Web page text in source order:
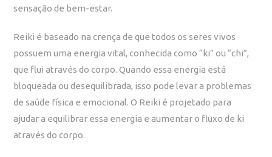
sensação de bem-estar.
Reiki é baseado na crença de que todos os seres vivos
possuem uma energia vital, conhecida como “ki” ou “chi”,
que flui através do corpo. Quando essa energia está
bloqueada ou desequilibrada, isso pode levar a problemas
de saúde física e emocional. O Reiki é projetado para
ajudar a equilibrar essa energia e aumentar o fluxo de ki
através do corpo.